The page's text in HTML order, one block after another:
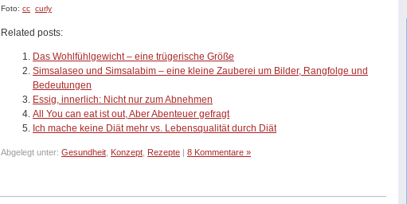
Foto: cc curly
Related posts:
Das Wohlfühlgewicht – eine trügerische Größe
Simsalaseo und Simsalabim – eine kleine Zauberei um Bilder, Rangfolge und
Bedeutungen
Essig, innerlich: Nicht nur zum Abnehmen
All You can eat ist out, Aber Abenteuer gefragt
Ich mache keine Diät mehr vs. Lebensqualität durch Diät
Abgelegt unter: Gesundheit Konzept Rezepte | 8 Kommentare »